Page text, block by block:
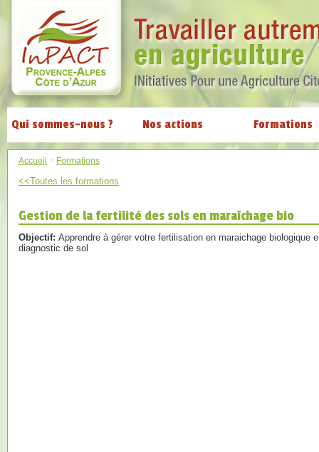
Qui sommes-nous ? Nos actions Formations
Accueil > Formations
<<Toutes les formations
Gestion de la fertilité des sols en maraîchage bio
Objectif: Apprendre à gérer votre fertilisation en maraichage biologique
diagnostic de sol